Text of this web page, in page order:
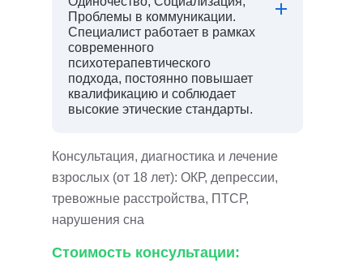
Проблемы в коммуникации.
Специалист работает в рамках
современного
психотерапевтического
подхода, постоянно повышает
квалификацию и соблюдает
высокие этические стандарты.
Консультация, диагностика и лечение
взрослых (от 18 лет): ОКР, депрессии,
тревожные расстройства, ПТСР,
нарушения сна
Стоимость консультации: